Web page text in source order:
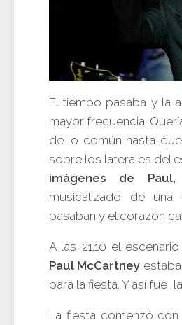
El tiempo pasaba y la
mayor frecuencia.
de lo común hasta
sobre los laterales del
imágenes de Paul,
musicalizado de una
pasaban y el corazón
A las 21.10 el
Paul McCartney
para la fiesta. Y así fue,
La fiesta comenzó con